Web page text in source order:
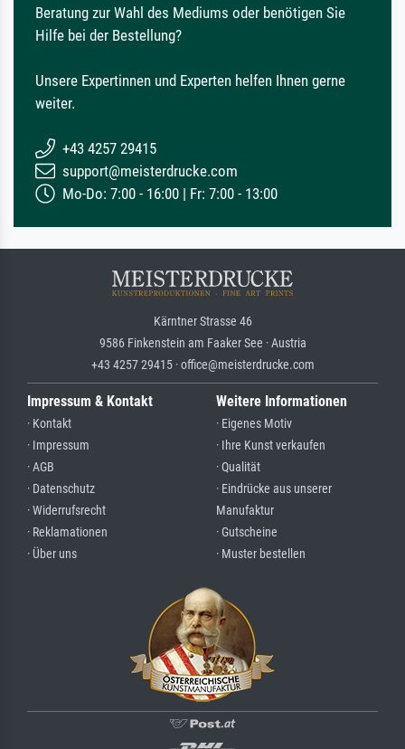
Beratung zur Wahl des Mediums oder benötigen Sie
Hilfe bei der Bestellung?
Unsere Expertinnen und Experten helfen Ihnen gerne
weiter.
+43 4257 29415
support@meisterdrucke.com
Mo-Do: 7:00 - 16:00 | Fr: 7:00 - 13:00
Kärntner Strasse 46
9586 Finkenstein am Faaker See · Austria
+43 4257 29415 · office@meisterdrucke.com
Impressum & Kontakt
· Kontakt
· Impressum
· AGB
· Datenschutz
· Widerrufsrecht
· Reklamationen
· Über uns
Weitere Informationen
· Eigenes Motiv
· Ihre Kunst verkaufen
· Qualität
· Eindrücke aus unserer
Manufaktur
· Gutscheine
· Muster bestellen